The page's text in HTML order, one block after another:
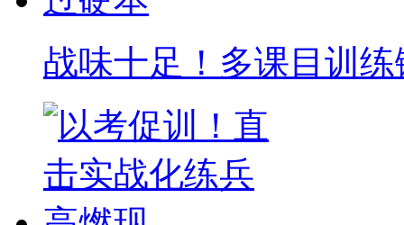
战味十足！多课目训